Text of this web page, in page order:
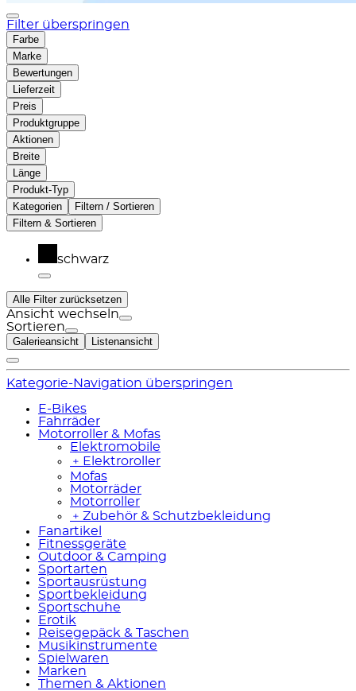
Filter überspringen
Farbe
Marke
Bewertungen
Lieferzeit
Preis
Produktgruppe
Aktionen
Breite
Länge
Produkt-Typ
Kategorien
Filtern / Sortieren
Filtern & Sortieren
schwarz
Alle Filter zurücksetzen
Ansicht wechseln
Sortieren
Galerieansicht Listenansicht
Kategorie-Navigation überspringen
E-Bikes
Fahrräder
Motorroller & Mofas
Elektromobile
﹢ Elektroroller
Mofas
Motorräder
Motorroller
﹢ Zubehör & Schutzbekleidung
Fanartikel
Fitnessgeräte
Outdoor & Camping
Sportarten
Sportausrüstung
Sportbekleidung
Sportschuhe
Erotik
Reisegepäck & Taschen
Musikinstrumente
Spielwaren
Marken
Themen & Aktionen